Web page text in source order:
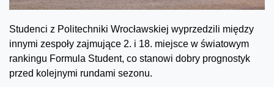
Studenci z Politechniki Wrocławskiej wyprzedzili między
innymi zespoły zajmujące 2. i 18. miejsce w światowym
rankingu Formula Student, co stanowi dobry prognostyk
przed kolejnymi rundami sezonu.